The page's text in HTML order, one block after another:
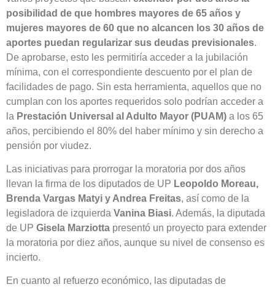
posibilidad de que hombres mayores de 65 años y
mujeres mayores de 60 que no alcancen los 30 años de
aportes puedan regularizar sus deudas previsionales.
De aprobarse, esto les permitiría acceder a la jubilación
mínima, con el correspondiente descuento por el plan de
facilidades de pago. Sin esta herramienta, aquellos que no
cumplan con los aportes requeridos solo podrían acceder a
la Prestación Universal al Adulto Mayor (PUAM) a los 65
años, percibiendo el 80% del haber mínimo y sin derecho a
pensión por viudez.
Las iniciativas para prorrogar la moratoria por dos años
llevan la firma de los diputados de UP Leopoldo Moreau,
Brenda Vargas Matyi y Andrea Freitas, así como de la
legisladora de izquierda Vanina Biasi. Además, la diputada
de UP Gisela Marziotta presentó un proyecto para extender
la moratoria por diez años, aunque su nivel de consenso es
incierto.
En cuanto al refuerzo económico, las diputadas de